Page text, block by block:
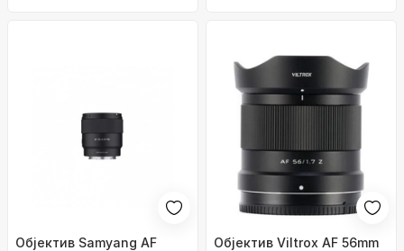
Објектив Samyang AF
Објектив Viltrox AF 56mm